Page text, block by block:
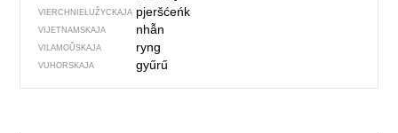
VIERCHNIE­ŁUŽYCKAJA pjeršćeńk
VIJETNAMSKAJA nhẫn
VILAMOŬSKAJA ryng
VUHORSKAJA gyűrű